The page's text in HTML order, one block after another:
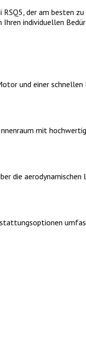
der am besten
individuellen
und einer
mit
die